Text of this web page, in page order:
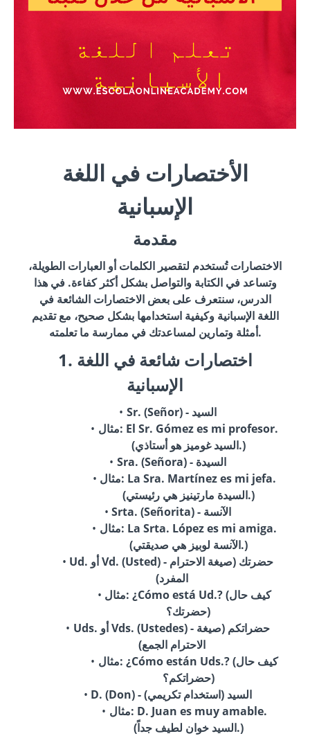
الأختصارات في اللغة
الإسبانية
مقدمة
الاختصارات تُستخدم لتقصير الكلمات أو العبارات الطويلة،
وتساعد في الكتابة والتواصل بشكل أكثر كفاءة. في هذا
الدرس، سنتعرف على بعض الاختصارات الشائعة في
اللغة الإسبانية وكيفية استخدامها بشكل صحيح، مع تقديم
أمثلة وتمارين لمساعدتك في ممارسة ما تعلمته.
1. اختصارات شائعة في اللغة
الإسبانية
Sr. (Señor) - السيد
مثال: El Sr. Gómez es mi profesor.
(السيد غوميز هو أستاذي.)
Sra. (Señora) - السيدة
مثال: La Sra. Martínez es mi jefa.
(السيدة مارتينيز هي رئيستي.)
Srta. (Señorita) - الآنسة
مثال: La Srta. López es mi amiga.
(الآنسة لوبيز هي صديقتي.)
Ud. أو Vd. (Usted) - حضرتك (صيغة الاحترام
المفرد)
مثال: ¿Cómo está Ud.? (كيف حال
حضرتك؟)
Uds. أو Vds. (Ustedes) - حضراتكم (صيغة
الاحترام الجمع)
مثال: ¿Cómo están Uds.? (كيف حال
حضراتكم؟)
D. (Don) - السيد (استخدام تكريمي)
مثال: D. Juan es muy amable.
(السيد خوان لطيف جداً.)